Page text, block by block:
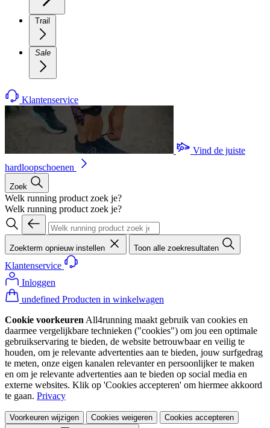
Trail
Sale
Klantenservice
Vind de juiste
hardloopschoenen
Zoek
Welk running product zoek je?
Welk running product zoek je?
Zoekterm opnieuw instellen Toon alle zoekresultaten
Klantenservice
Inloggen
undefined Producten in winkelwagen
Cookie voorkeuren All4running maakt gebruik van cookies en
daarmee vergelijkbare technieken ("cookies") om jou een optimale
gebruikservaring te bieden, de website betrouwbaar en veilig te
houden, om je relevante advertenties aan te bieden, jouw surfgedrag
te meten, onze eigen kanalen relevanter en persoonlijker te maken
en om je relevante advertenties aan te bieden op social media en
externe websites. Klik op 'Cookies accepteren' om hiermee akkoord
te gaan. Privacy
Voorkeuren wijzigen Cookies weigeren Cookies accepteren